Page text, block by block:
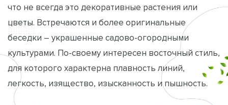
что не всегда это декоративные растения или
цветы. Встречаются и более оригинальные
беседки – украшенные садово-огородными
культурами. По-своему интересен восточный стиль,
для которого характерна плавность линий,
легкость, изящество, изысканность и пышность.